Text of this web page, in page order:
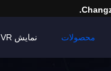
محصولات نمایش VR